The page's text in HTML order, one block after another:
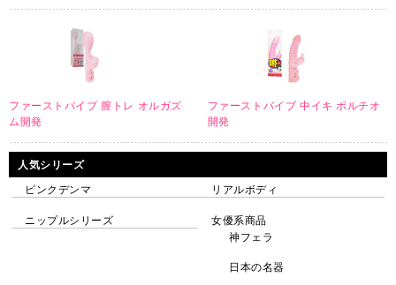
人気シリーズ
ピンクデンマ リアルボディ
ニップルシリーズ
女優系商品
神フェラ
日本の名器
ファーストバイブ 膣トレ オルガズ
ム開発
ファーストバイブ 中イキ ポルチオ
開発